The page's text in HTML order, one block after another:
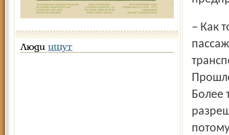
Люди ищут
– Как только началась выдача разрешений на перевозку
Более